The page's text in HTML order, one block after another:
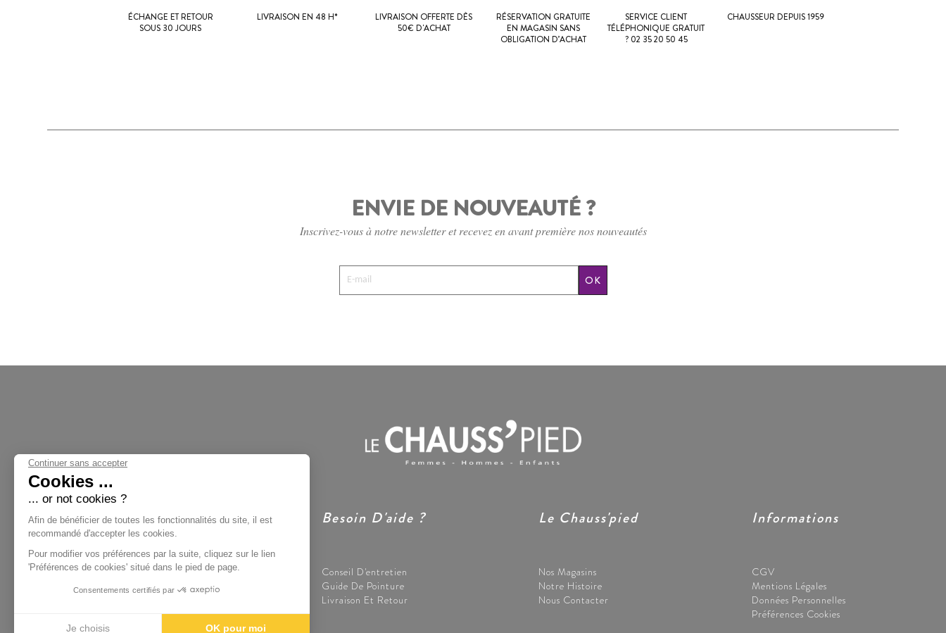
ÉCHANGE ET RETOUR
SOUS 30 JOURS
LIVRAISON EN 48 H*
LIVRAISON OFFERTE DÈS
50€ D'ACHAT
RÉSERVATION GRATUITE
EN MAGASIN SANS
OBLIGATION D’ACHAT
SERVICE CLIENT
TÉLÉPHONIQUE GRATUIT
? 02 35 20 50 45
CHAUSSEUR DEPUIS 1959
ENVIE DE NOUVEAUTÉ ?
Inscrivez-vous à notre newsletter et recevez en avant première nos nouveautés
OK
Nos Collections
Femme
Homme
Besoin D'aide ?
Conseil D'entretien
Guide De Pointure
Livraison Et Retour
Le Chauss'pied
Nos Magasins
Notre Histoire
Nous Contacter
Informations
CGV
Mentions Légales
Données Personnelles
Préférences Cookies
Continuer sans accepter
Cookies ...
... or not cookies ?
Afin de bénéficier de toutes les fonctionnalités du site, il est
recommandé d'accepter les cookies.
Pour modifier vos préférences par la suite, cliquez sur le lien
'Préférences de cookies' situé dans le pied de page.
Consentements certifiés par
Je choisis OK pour moi